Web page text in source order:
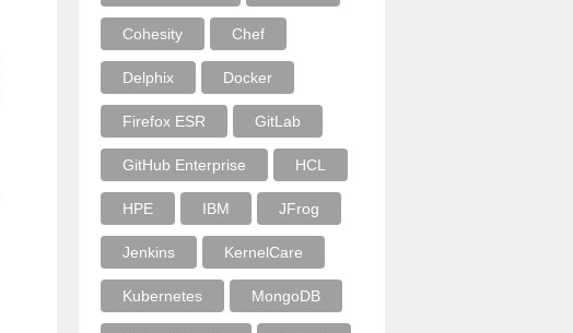
Cohesity Chef
Delphix Docker
Firefox ESR GitLab
GitHub Enterprise HCL
HPE IBM JFrog
Jenkins KernelCare
Kubernetes MongoDB